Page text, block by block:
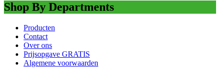
Shop By Departments
Producten
Contact
Over ons
Prijsopgave GRATIS
Algemene voorwaarden